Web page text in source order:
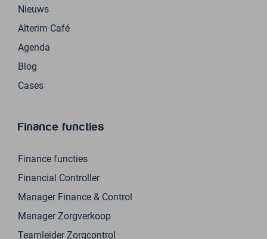
Nieuws
Alterim Café
Agenda
Blog
Cases
Finance functies
Finance functies
Financial Controller
Manager Finance & Control
Manager Zorgverkoop
Teamleider Zorgcontrol